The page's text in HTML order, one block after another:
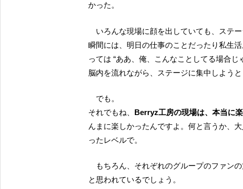
かった。
いろんな現場に顔を出していても、ステージ上のライブやイベントを楽しんでいても、フトした
瞬間には、明日の仕事のことだったり私生
っては “ああ、俺、こんなことしてる場合
脳内を流れながら、ステージに集中しよう
でも。
それでもね、 Berryz工房の現場は、本当に
んまに楽しかったんですよ。何と言うか、
ったレベルで。
もちろん、それぞれのグループのファンの方々は、それぞれ自分が推すグループの現場こそ至高
と思われているでしょう。